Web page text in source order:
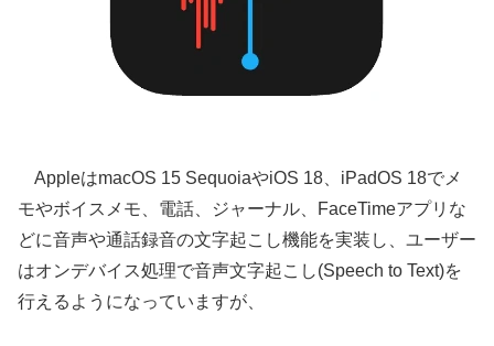
AppleはmacOS 15 SequoiaやiOS 18、iPadOS 18でメ
モやボイスメモ、電話、ジャーナル、FaceTimeアプリな
どに音声や通話録音の文字起こし機能を実装し、ユーザー
はオンデバイス処理で音声文字起こし(Speech to Text)を
行えるようになっていますが、